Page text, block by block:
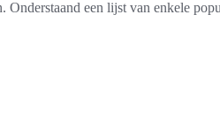
Onderstaand een lijst van enkele